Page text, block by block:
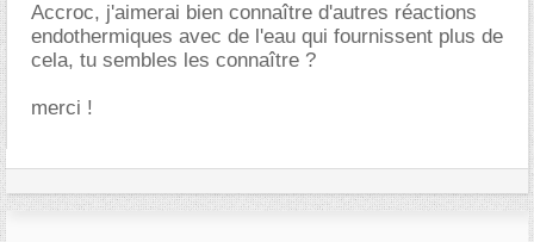
Accroc, j'aimerai bien connaître d'autres réactions
endothermiques avec de l'eau qui fournissent plus de
cela, tu sembles les connaître ?
merci !